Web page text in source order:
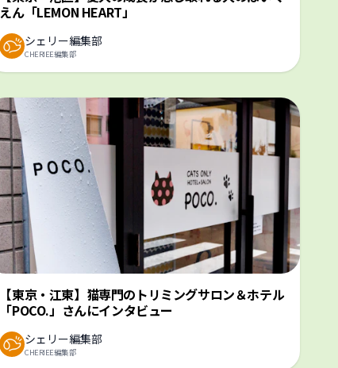
えん「LEMON HEART」
シェリー編集部
CHERIEE編集部
【東京・江東】猫専門のトリミングサロン＆ホテル
「POCO.」さんにインタビュー
シェリー編集部
CHERIEE編集部